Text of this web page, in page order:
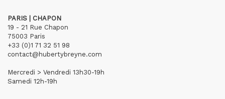
PARIS | CHAPON
19 - 21 Rue Chapon
75003 Paris
+33 (0)1 71 32 51 98
contact@hubertybreyne.com
Mercredi > Vendredi 13h30-19h
Samedi 12h-19h